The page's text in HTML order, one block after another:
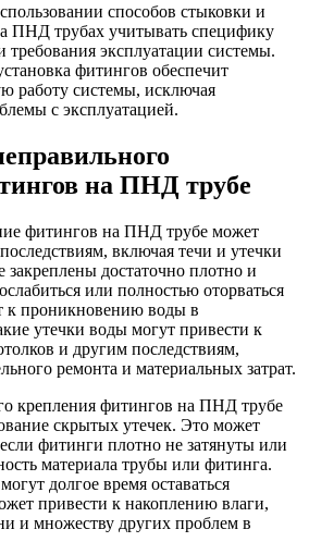
способов стыковки и
ПНД трубах учитывать специфику
требования эксплуатации системы.
фитингов обеспечит
работу системы, исключая
с эксплуатацией.
на ПНД трубе
фитингов на ПНД трубе может
включая течи и утечки
достаточно плотно и
или полностью оторваться
к проникновению воды в
утечки воды могут привести к
и другим последствиям,
ремонта и материальных затрат.
крепления фитингов на ПНД трубе
скрытых утечек. Это может
фитинги плотно не затянуты или
материала трубы или фитинга.
долгое время оставаться
привести к накоплению влаги,
и множеству других проблем в